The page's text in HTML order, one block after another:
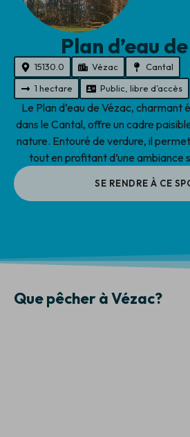
Plan d’eau
15130.0 Vézac
Cantal
1 hectare
Public, libre d’accès
Le Plan d’eau de Vézac, charmant
dans le Cantal, offre un cadre
nature. Entouré de verdure, il
tout en profitant d’une ambiance
SE RENDRE À CE
Que pêcher à Vézac?